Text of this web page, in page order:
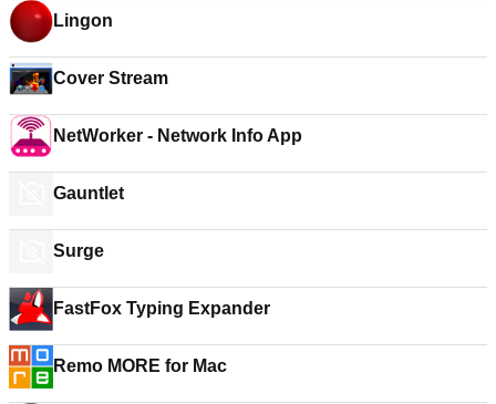
Lingon
Cover Stream
NetWorker - Network Info App
Gauntlet
Surge
FastFox Typing Expander
Remo MORE for Mac